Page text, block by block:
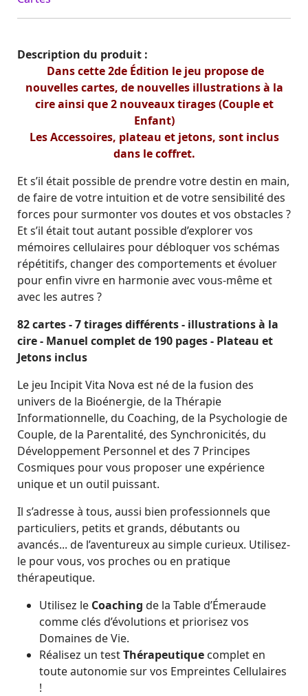
Description du produit :
Dans cette 2de Édition le jeu propose de
nouvelles cartes, de nouvelles illustrations à la
cire ainsi que 2 nouveaux tirages (Couple et
Enfant)
Les Accessoires, plateau et jetons, sont inclus
dans le coffret.
Et s’il était possible de prendre votre destin en main,
de faire de votre intuition et de votre sensibilité des
forces pour surmonter vos doutes et vos obstacles ?
Et s’il était tout autant possible d’explorer vos
mémoires cellulaires pour débloquer vos schémas
répétitifs, changer des comportements et évoluer
pour enfin vivre en harmonie avec vous-même et
avec les autres ?
82 cartes - 7 tirages différents - illustrations à la
cire - Manuel complet de 190 pages - Plateau et
Jetons inclus
Le jeu Incipit Vita Nova est né de la fusion des
univers de la Bioénergie, de la Thérapie
Informationnelle, du Coaching, de la Psychologie de
Couple, de la Parentalité, des Synchronicités, du
Développement Personnel et des 7 Principes
Cosmiques pour vous proposer une expérience
unique et un outil puissant.
Il s’adresse à tous, aussi bien professionnels que
particuliers, petits et grands, débutants ou
avancés... de l’aventureux au simple curieux. Utilisez-
le pour vous, vos proches ou en pratique
thérapeutique.
Utilisez le Coaching de la Table d’Émeraude
comme clés d’évolutions et priorisez vos
Domaines de Vie.
Réalisez un testThérapeutique complet en
toute autonomie sur vos Empreintes Cellulaires
!